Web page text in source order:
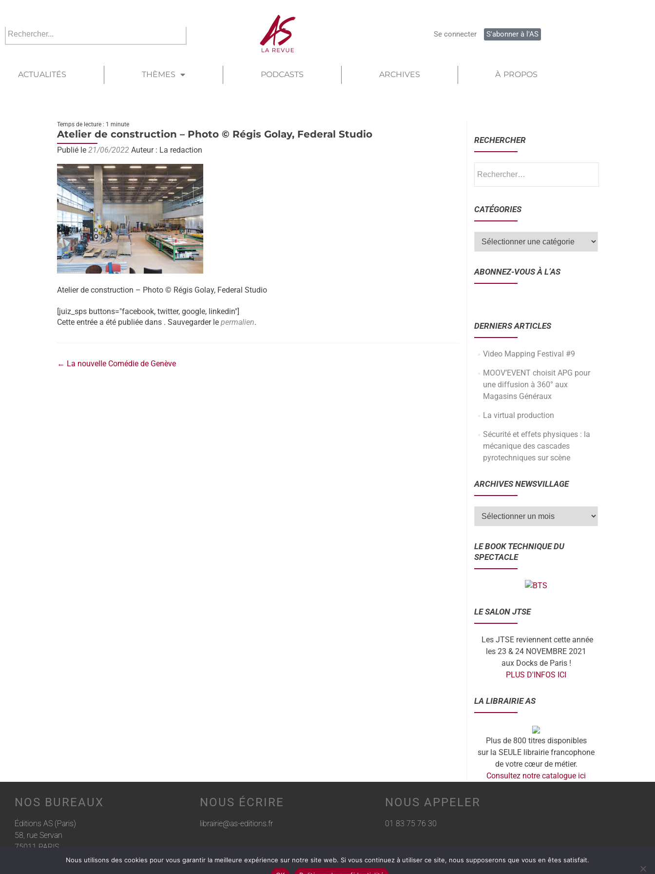
Se connecter S'abonner à l'AS
ACTUALITÉS THÈMES PODCASTS ARCHIVES À PROPOS
Temps de lecture : 1 minute
Atelier de construction – Photo © Régis Golay, Federal Studio
Publié le 21/06/2022 Auteur : La redaction
Atelier de construction – Photo © Régis Golay, Federal Studio
[juiz_sps buttons="facebook, twitter, google, linkedin"]
Cette entrée a été publiée dans . Sauvegarder le permalien.
← La nouvelle Comédie de Genève
RECHERCHER
CATÉGORIES
ABONNEZ-VOUS À L’AS
DERNIERS ARTICLES
Video Mapping Festival #9
MOOV’EVENT choisit APG pour
une diffusion à 360° aux
Magasins Généraux
La virtual production
Sécurité et effets physiques : la
mécanique des cascades
pyrotechniques sur scène
ARCHIVES NEWSVILLAGE
LE BOOK TECHNIQUE DU
SPECTACLE
LE SALON JTSE
Les JTSE reviennent cette année
les 23 & 24 NOVEMBRE 2021
aux Docks de Paris !
PLUS D'INFOS ICI
LA LIBRAIRIE AS
Plus de 800 titres disponibles
sur la SEULE librairie francophone
de votre cœur de métier.
Consultez notre catalogue ici
NOS BUREAUX
Éditions AS (Paris)
58, rue Servan
75011 PARIS
NOUS ÉCRIRE
librairie@as-editions.fr
NOUS APPELER
01 83 75 76 30
Nous utilisons des cookies pour vous garantir la meilleure expérience sur notre site web. Si vous continuez à utiliser ce site, nous supposerons que vous en êtes satisfait.